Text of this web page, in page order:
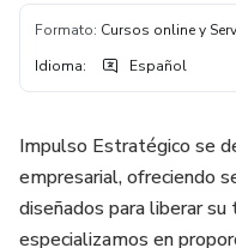
Formato: Cursos online y
Idioma: Español
Impulso Estratégico se
empresarial, ofreciendo
diseñados para liberar
especializamos en